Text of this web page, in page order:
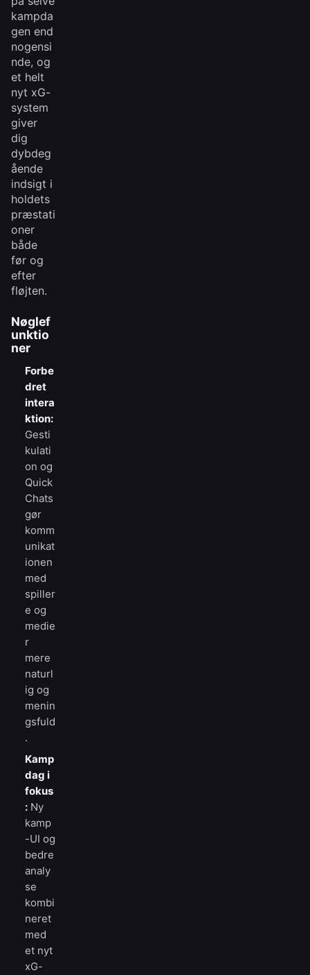
kampda
gen end
nogensi
nde, og
et helt
nyt xG-
system
giver
dig
dybdeg
ående
indsigt i
holdets
præstati
oner
både
før og
efter
fløjten.
Nøglef
unktio
ner
Forbe
dret
intera
ktion:
Gesti
kulati
on og
Quick
Chats
gør
komm
unikat
ionen
med
spiller
e og
medie
r
mere
naturl
ig og
menin
gsfuld
.
Kamp
dag i
fokus
: Ny
kamp
-UI og
bedre
analy
se
kombi
neret
med
et nyt
xG-